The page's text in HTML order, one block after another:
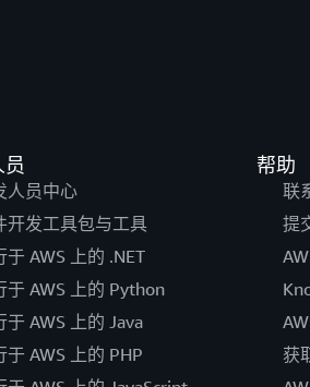
人员中心
开发工具包与工具
于 AWS 上的 .NET
于 AWS 上的 Python
于 AWS 上的 Java
于 AWS 上的 PHP
帮助
联
提
获